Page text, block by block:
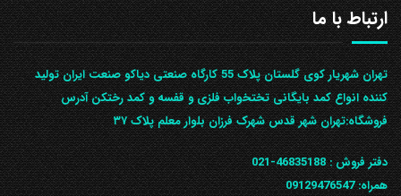
ارتباط با ما
تهران شهریار کوی گلستان پلاک 55 کارگاه صنعتی دیاکو صنعت ایران تولید
کننده انواع کمد بایگانی تختخواب فلزی و قفسه و کمد رختکن آدرس
ف‍روشگاه:تهران شهر قدس شهرک فرزان بلوار معلم پلاک ۳۷
دفتر فروش :46835188-021
همراه:09129476547